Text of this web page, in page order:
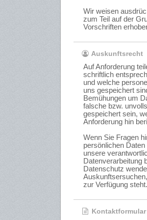
Wir weisen
zum Teil auf der
Vorschriften
Auskunftsrecht
Auf Anforderung
schriftlich
und welche
uns gespeichert
Bemühungen um
falsche bzw.
gespeichert sein,
Anforderung hin
Wenn Sie Fragen
persönlichen
unsere
Datenverarbeitung
Datenschutz
zur Verfügung
Kontaktformular